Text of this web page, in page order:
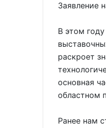
Заявление
В этом
раскроет
основная
областном
Ранее нам